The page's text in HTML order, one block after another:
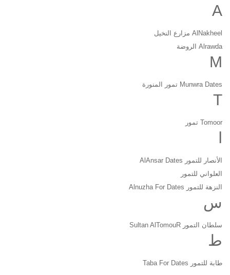
A
AlNakheel مزارع النخيل
Alrawda الروضة
M
Munwra Dates تمور المنورة
T
Tomoor تمور
ا
الأنصار للتمور AlAnsar Dates
العلواني للتمور
النزهة للتمور Alnuzha For Dates
س
سلطان التمور Sultan AlTomouR
ط
طابة للتمور Taba For Dates